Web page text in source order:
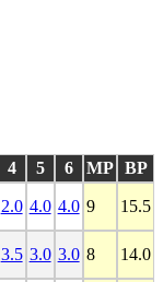
4 5 6 MP BP
2.0 4.0 4.0 9 15.5
3.5 3.0 3.0 8 14.0